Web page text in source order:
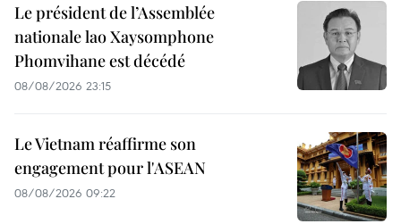
Le président de l’Assemblée
nationale lao Xaysomphone
Phomvihane est décédé
08/08/2026 23:15
Le Vietnam réaffirme son
engagement pour l'ASEAN
08/08/2026 09:22